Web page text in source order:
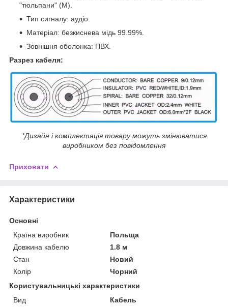
"тюльпани" (M).
Тип сигналу: аудіо.
Матеріал: безкиснева мідь 99.99%.
Зовнішня оболонка: ПВХ.
Разрез кабеля:
*Дизайн і комплектація товару можуть змінюватися
виробником без повідомлення
Приховати
Характеристики
Основні
Країна виробник
Польща
Довжина кабелю
1.8 м
Стан
Новий
Колір
Чорний
Користувальницькі характеристики
Вид
Кабель